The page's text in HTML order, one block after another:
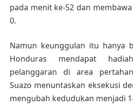
pada menit ke-52 dan
0.
Namun keunggulan itu hanya
Honduras mendapat
pelanggaran di area
Suazo menuntaskan eksekusi
mengubah kedudukan menjadi